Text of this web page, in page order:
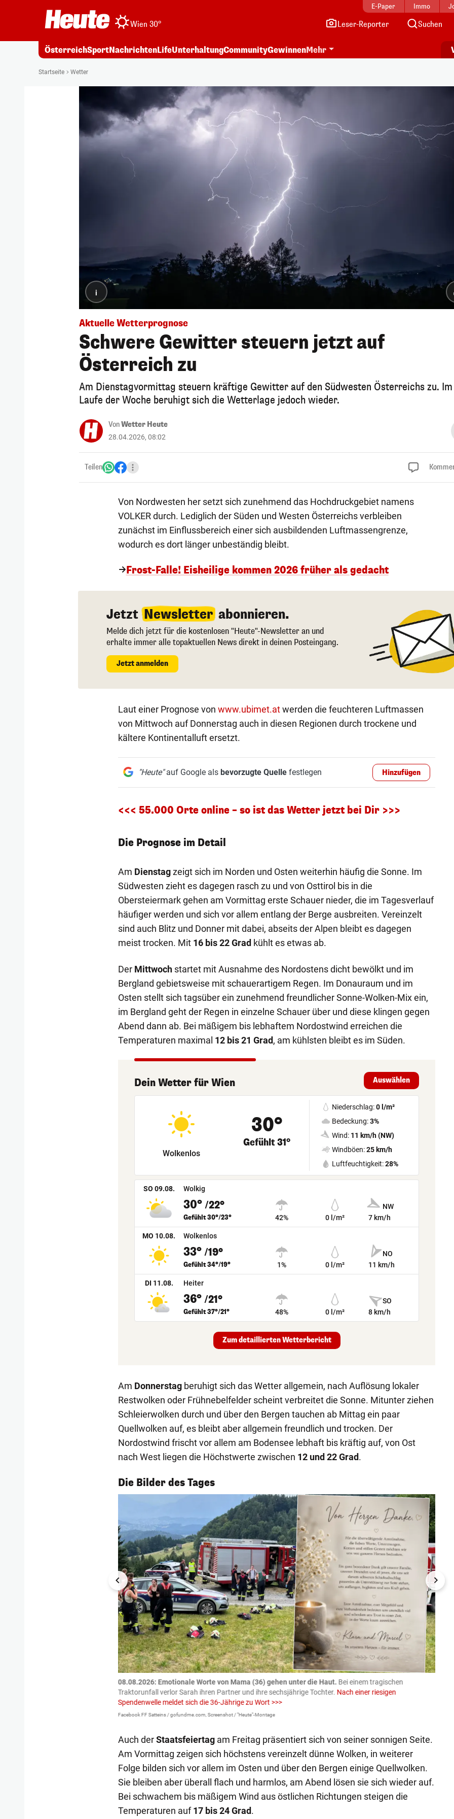
E-Paper Immo
Wien 30° Leser-Reporter Suchen
ÖsterreichSportNachrichtenLifeUnterhaltungCommunityGewinnenMehr
Startseite Wetter
i
Aktuelle Wetterprognose
Schwere Gewitter steuern jetzt auf
Österreich zu
Am Dienstagvormittag steuern kräftige Gewitter auf den Südwesten Österreichs zu. Im
Laufe der Woche beruhigt sich die Wetterlage jedoch wieder.
VonWetter Heute
28.04.2026, 08:02
Teilen
Von Nordwesten her setzt sich zunehmend das Hochdruckgebiet namens
VOLKER durch. Lediglich der Süden und Westen Österreichs verbleiben
zunächst im Einflussbereich einer sich ausbildenden Luftmassengrenze,
wodurch es dort länger unbeständig bleibt.
Frost-Falle! Eisheilige kommen 2026 früher als gedacht
JetztNewsletter abonnieren.
Melde dich jetzt für die kostenlosen "Heute"-Newsletter an und
erhalte immer alle topaktuellen News direkt in deinen Posteingang.
Jetzt anmelden
Laut einer Prognose von www.ubimet.atwerden die feuchteren Luftmassen
von Mittwoch auf Donnerstag auch in diesen Regionen durch trockene und
kältere Kontinentalluft ersetzt.
"Heute"auf Google als bevorzugte Quellefestlegen Hinzufügen
<<< 55.000 Orte online – so ist das Wetter jetzt bei Dir >>>
Die Prognose im Detail
Am Dienstagzeigt sich im Norden und Osten weiterhin häufig die Sonne. Im
Südwesten zieht es dagegen rasch zu und von Osttirol bis in die
Obersteiermark gehen am Vormittag erste Schauer nieder, die im Tagesverlauf
häufiger werden und sich vor allem entlang der Berge ausbreiten. Vereinzelt
sind auch Blitz und Donner mit dabei, abseits der Alpen bleibt es dagegen
meist trocken. Mit 16 bis 22 Gradkühlt es etwas ab.
Der Mittwochstartet mit Ausnahme des Nordostens dicht bewölkt und im
Bergland gebietsweise mit schauerartigem Regen. Im Donauraum und im
Osten stellt sich tagsüber ein zunehmend freundlicher Sonne-Wolken-Mix ein,
im Bergland geht der Regen in einzelne Schauer über und diese klingen gegen
Abend dann ab. Bei mäßigem bis lebhaftem Nordostwind erreichen die
Temperaturen maximal 12 bis 21 Grad, am kühlsten bleibt es im Süden.
Dein WetterfürWien Auswählen
Wolkenlos
30°
Gefühlt 31°
Niederschlag:0 l/m²
Bedeckung:3%
Wind: 11 km/h (NW)
Windböen:25 km/h
Luftfeuchtigkeit:28%
SO 09.08. Wolkig
30°/22°
Gefühlt 30°/23° 42% 0 l/m²
NW
7 km/h
MO 10.08. Wolkenlos
33°/19°
Gefühlt 34°/19° 1% 0 l/m²
NO
11 km/h
DI 11.08. Heiter
36°/21°
Gefühlt 37°/21° 48% 0 l/m²
SO
8 km/h
Zum detaillierten Wetterbericht
Am Donnerstagberuhigt sich das Wetter allgemein, nach Auflösung lokaler
Restwolken oder Frühnebelfelder scheint verbreitet die Sonne. Mitunter ziehen
Schleierwolken durch und über den Bergen tauchen ab Mittag ein paar
Quellwolken auf, es bleibt aber allgemein freundlich und trocken. Der
Nordostwind frischt vor allem am Bodensee lebhaft bis kräftig auf, von Ost
nach West liegen die Höchstwerte zwischen 12 und 22 Grad.
Die Bilder des Tages
1/56
08.08.2026: Emotionale Worte von Mama (36) gehen unter die Haut. Bei einem tragischen
Traktorunfall verlor Sarah ihren Partner und ihre sechsjährige Tochter. Nach einer riesigen
Spendenwelle meldet sich die 36-Jährige zu Wort >>>
Facebook FF Satteins / gofundme.com, Screenshot / "Heute"-Montage
Auch derStaatsfeiertagam Freitag präsentiert sich von seiner sonnigen Seite.
Am Vormittag zeigen sich höchstens vereinzelt dünne Wolken, in weiterer
Folge bilden sich vor allem im Osten und über den Bergen einige Quellwolken.
Sie bleiben aber überall flach und harmlos, am Abend lösen sie sich wieder auf.
Bei schwachem bis mäßigem Wind aus östlichen Richtungen steigen die
Temperaturen auf17 bis 24 Grad.